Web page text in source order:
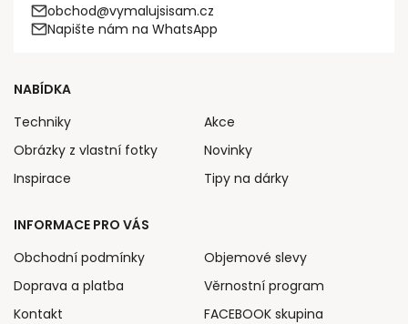
obchod@vymalujsisam.cz
Napište nám na WhatsApp
NABÍDKA
Techniky
Obrázky z vlastní fotky
Inspirace
Akce
Novinky
Tipy na dárky
INFORMACE PRO VÁS
Obchodní podmínky
Doprava a platba
Kontakt
Objemové slevy
Věrnostní program
FACEBOOK skupina